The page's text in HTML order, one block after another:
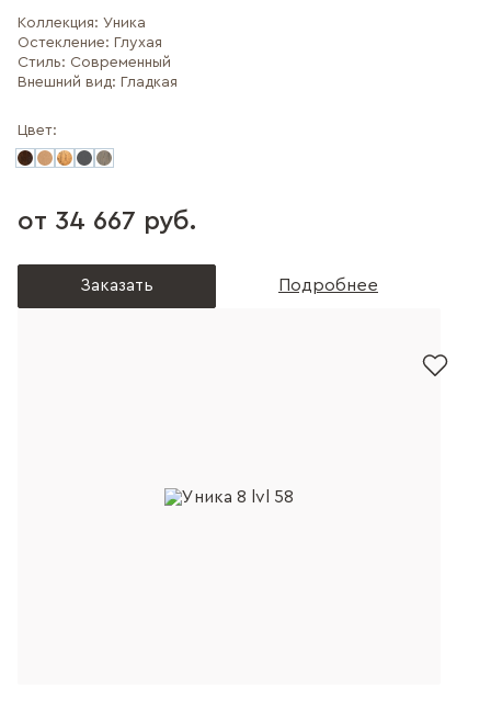
Коллекция: Уника
Остекление: Глухая
Стиль: Современный
Внешний вид: Гладкая
Цвет:
от 34 667 руб.
Заказать Подробнее